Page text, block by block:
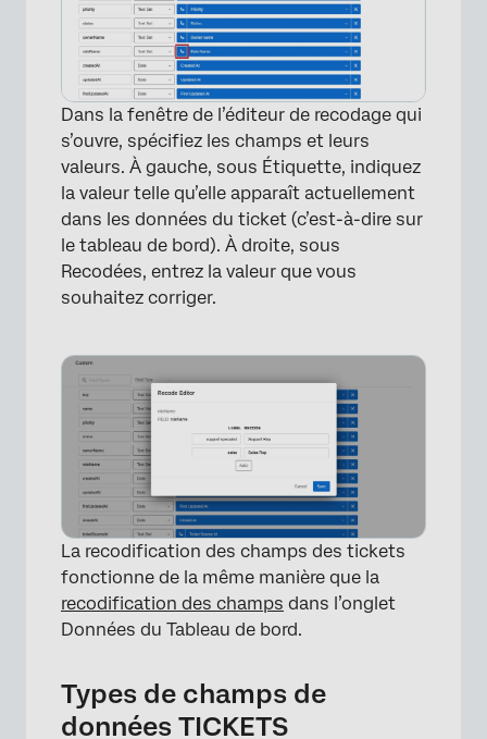
Dans la fenêtre de l’éditeur de recodage qui
s’ouvre, spécifiez les champs et leurs
valeurs. À gauche, sous Étiquette, indiquez
la valeur telle qu’elle apparaît actuellement
dans les données du ticket (c’est-à-dire sur
le tableau de bord). À droite, sous
Recodées, entrez la valeur que vous
souhaitez corriger.
La recodification des champs des tickets
fonctionne de la même manière que la
recodification des champs dans l’onglet
Données du Tableau de bord.
Types de champs de
données TICKETS